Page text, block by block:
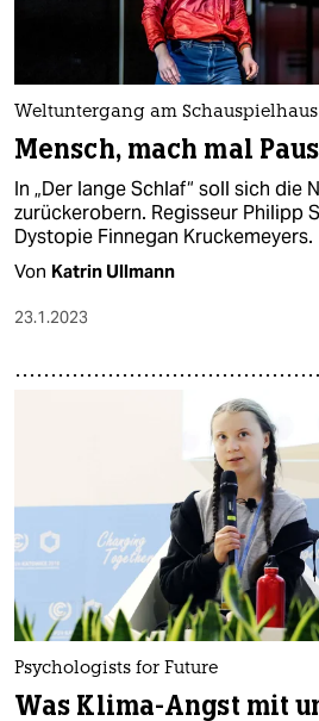
Weltuntergang am
Mensch, mach mal
In „Der lange Schlaf“ soll sich die
zurückerobern. Regisseur Philipp
Dystopie Finnegan Kruckemeyers.
Von Katrin Ullmann
23.1.2023
Psychologists for Future
Was Klima-Angst mit